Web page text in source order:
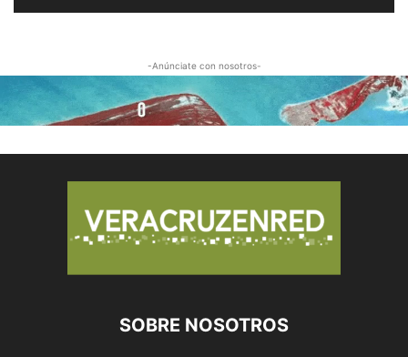
-Anúnciate con nosotros-
SOBRE NOSOTROS